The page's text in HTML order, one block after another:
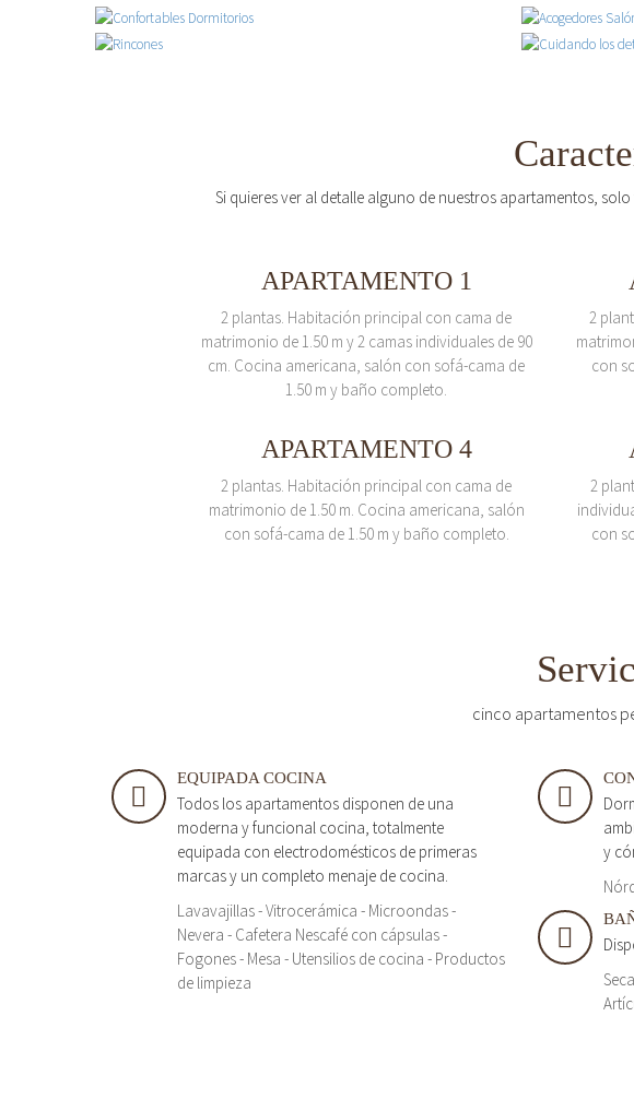
Si quieres ver al detalle alguno de nuestros apartamentos,
APARTAMENTO 1
2 plantas. Habitación principal con cama de
matrimonio de 1.50 m y 2 camas individuales de 90
cm. Cocina americana, salón con sofá-cama de
1.50 m y baño completo.
2
con
APARTAMENTO 4
2 plantas. Habitación principal con cama de
matrimonio de 1.50 m. Cocina americana, salón
con sofá-cama de 1.50 m y baño completo.
2
con
cinco apartamentos
EQUIPADA COCINA
Todos los apartamentos disponen de una
moderna y funcional cocina, totalmente
equipada con electrodomésticos de primeras
marcas y un completo menaje de cocina.
Lavavajillas - Vitrocerámica - Microondas -
Nevera - Cafetera Nescafé con cápsulas -
Fogones - Mesa - Utensilios de cocina - Productos
de limpieza
y